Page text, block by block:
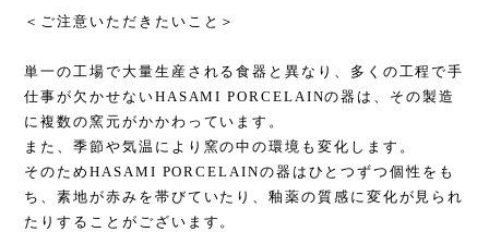
＜ご注意いただきたいこと＞
単一の工場で大量生産される食器と異なり、多くの工程で手
仕事が欠かせないHASAMI PORCELAINの器は、その製造
に複数の窯元がかかわっています。
また、季節や気温により窯の中の環境も変化します。
そのためHASAMI PORCELAINの器はひとつずつ個性をも
ち、素地が赤みを帯びていたり、釉薬の質感に変化が見られ
たりすることがございます。